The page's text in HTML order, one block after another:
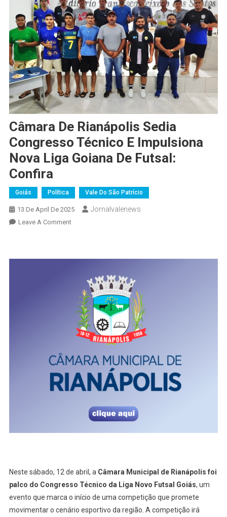
Câmara De Rianápolis Sedia
Congresso Técnico E Impulsiona
Nova Liga Goiana De Futsal:
Confira
Goiás Política Vale Do São Patrício
13 De April De 2025 Jornalvalenews
Leave A CommentOn
Congresso
Técnico
Impulsiona
Nova
Liga
De
Futsal:
Confira
Neste sábado, 12 de abril, a Câmara Municipal de Rianápolis foi
palco do Congresso Técnico da Liga Novo Futsal Goiás, um
evento que marca o início de uma competição que promete
movimentar o cenário esportivo da região. A competição irá